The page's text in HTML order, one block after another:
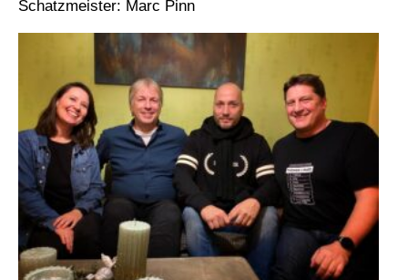
Schatzmeister: Marc Pinn